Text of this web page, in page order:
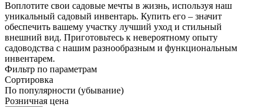
Воплотите свои садовые мечты в жизнь, используя наш
уникальный садовый инвентарь. Купить его – значит
обеспечить вашему участку лучший уход и стильный
внешний вид. Приготовьтесь к невероятному опыту
садоводства с нашим разнообразным и функциональным
инвентарем.
Фильтр по параметрам
Сортировка
По популярности (убывание)
Розничная цена